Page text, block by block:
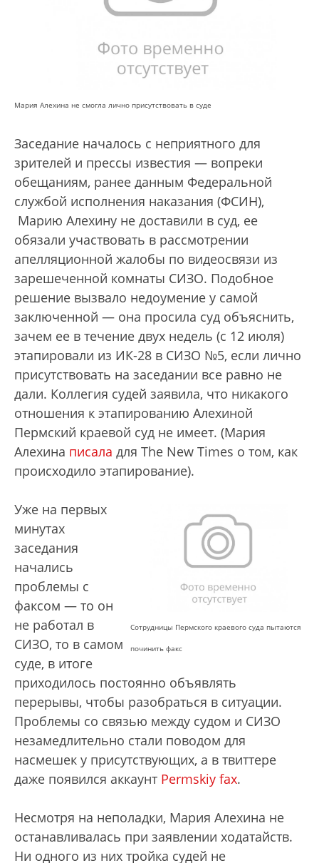
Мария Алехина не смогла лично присутствовать в суде
Заседание началось с неприятного для
зрителей и прессы известия — вопреки
обещаниям, ранее данным Федеральной
службой исполнения наказания (ФСИН),
Марию Алехину не доставили в суд, ее
обязали участвовать в рассмотрении
апелляционной жалобы по видеосвязи из
зарешеченной комнаты СИЗО. Подобное
решение вызвало недоумение у самой
заключенной — она просила суд объяснить,
зачем ее в течение двух недель (с 12 июля)
этапировали из ИК-28 в СИЗО №5, если лично
присутствовать на заседании все равно не
дали. Коллегия судей заявила, что никакого
отношения к этапированию Алехиной
Пермский краевой суд не имеет. (Мария
Алехина писала для The New Times о том, как
происходило этапирование).
Сотрудницы Пермского краевого суда пытаются
починить факс
Уже на первых
минутах
заседания
начались
проблемы с
факсом — то он
не работал в
СИЗО, то в самом
суде, в итоге
приходилось постоянно объявлять
перерывы, чтобы разобраться в ситуации.
Проблемы со связью между судом и СИЗО
незамедлительно стали поводом для
насмешек у присутствующих, а в твиттере
даже появился аккаунт Permskiy fax.
Несмотря на неполадки, Мария Алехина не
останавливалась при заявлении ходатайств.
Ни одного из них тройка судей не